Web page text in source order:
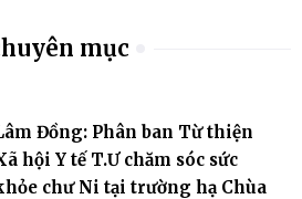
mục
Đồng: Phân ban Từ thiện
hội Y tế T.Ư chăm sóc sức
chư Ni tại trường hạ Chùa